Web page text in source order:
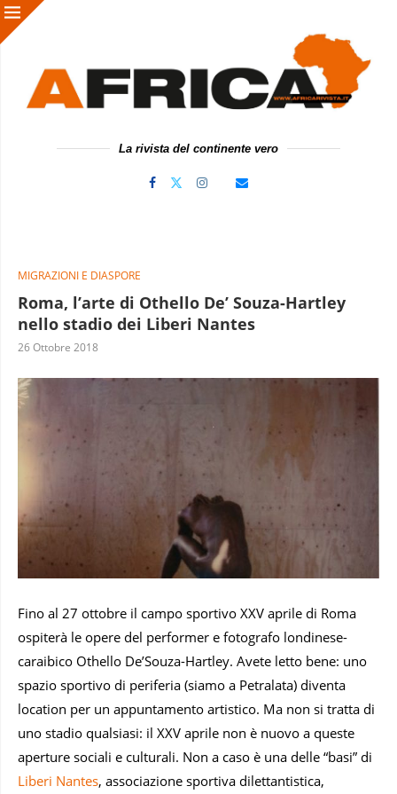
La rivista del continente vero
MIGRAZIONI E DIASPORE
Roma, l’arte di Othello De’ Souza-Hartley
nello stadio dei Liberi Nantes
26 Ottobre 2018
Fino al 27 ottobre il campo sportivo XXV aprile di Roma
ospiterà le opere del performer e fotografo londinese-
caraibico Othello De’Souza-Hartley. Avete letto bene: uno
spazio sportivo di periferia (siamo a Petralata) diventa
location per un appuntamento artistico. Ma non si tratta di
uno stadio qualsiasi: il XXV aprile non è nuovo a queste
aperture sociali e culturali. Non a caso è una delle “basi” di
Liberi Nantes, associazione sportiva dilettantistica,